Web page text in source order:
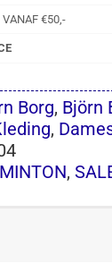
VANAF €50,-
Borg, Björn
,
,